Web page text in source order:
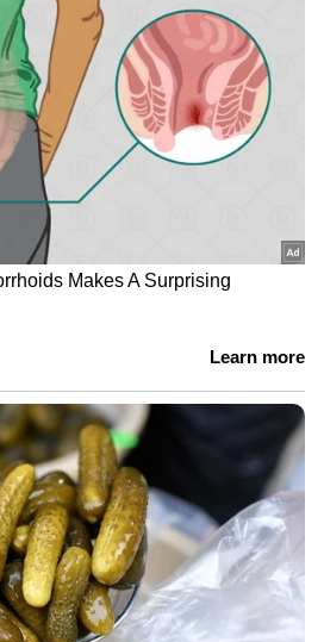
പേരിൽ വീട്ടിൽ എത്തി,
പെൺകുട്ടിയെ പീഡിപ്പിച്ചു;
പോക്സോ കേസ് പ്രതിക്ക്
ആറുവർഷം കഠിനതടവ്
ഇടാൻ നീ
ബസ് അപകടം;